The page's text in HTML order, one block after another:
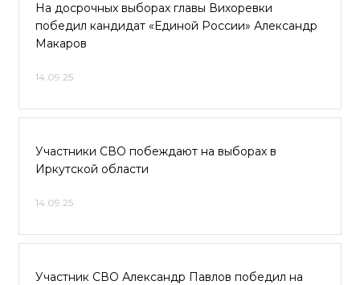
На досрочных выборах главы Вихоревки
победил кандидат «Единой России» Александр
Макаров
14.09.25
Участники СВО побеждают на выборах в
Иркутской области
14.09.25
Участник СВО Александр Павлов победил на